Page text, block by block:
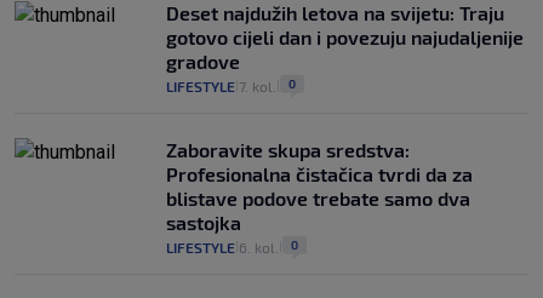
Deset najdužih letova na svijetu: Traju
gotovo cijeli dan i povezuju najudaljenije
gradove
LIFESTYLE 7. kol. 0
Zaboravite skupa sredstva:
Profesionalna čistačica tvrdi da za
blistave podove trebate samo dva
sastojka
LIFESTYLE 6. kol. 0